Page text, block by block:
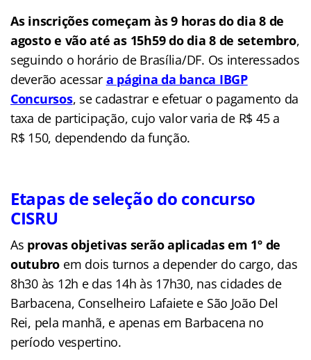
As inscrições começam às 9 horas do dia 8 de
agosto e vão até as 15h59 do dia 8 de setembro,
seguindo o horário de Brasília/DF. Os interessados
deverão acessar a página da banca IBGP
Concursos, se cadastrar e efetuar o pagamento da
taxa de participação, cujo valor varia de R$ 45 a
R$ 150, dependendo da função.
Etapas de seleção do concurso
CISRU
​As provas objetivas serão aplicadas em 1º de
outubro em dois turnos a depender do cargo, das
8h30 às 12h e das 14h às 17h30, nas cidades de
Barbacena, Conselheiro Lafaiete e São João Del
Rei, pela manhã, e apenas em Barbacena no
período vespertino.